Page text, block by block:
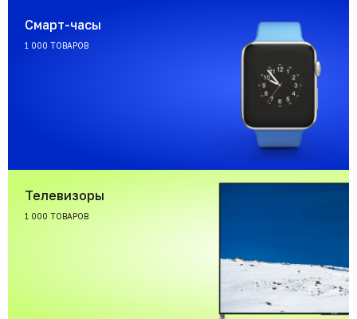
Смарт-часы
1 000 ТОВАРОВ
Телевизоры
1 000 ТОВАРОВ